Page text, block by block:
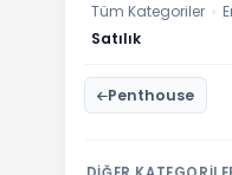
Tüm Kategoriler ›
Satılık
Penthouse